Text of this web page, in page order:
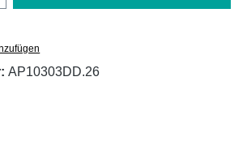
AP10303DD.26